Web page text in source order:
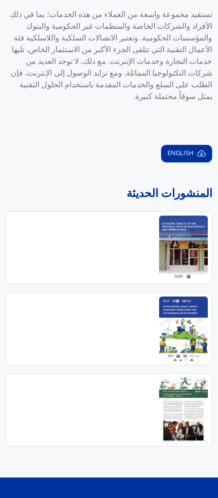
تستفيد مجموعة واسعة من العملاء من هذه الخدمات؛ بما في ذلك
الأفراد والشركات الخاصة والمنظمات غير الحكومية والبنوك
والمؤسسات الحكومية. وتعتبر الاتصالات السلكية واللاسلكية فئة
الأعمال التقنية التي تتلقى الجزء الأكبر من الاستثمار الخاص، تليها
خدمات التجارة وخدمات الإنترنت. مع ذلك، لا توجد العديد من
شركات التكنولوجيا المماثلة. ومع تزايد الوصول إلى الإنترنت، فإن
الطلب على السلع والخدمات المقدمة باستخدام الحلول التقنية
يمثل سوقاً محتملة كبيرة.
ENGLISH
المنشورات الحديثة